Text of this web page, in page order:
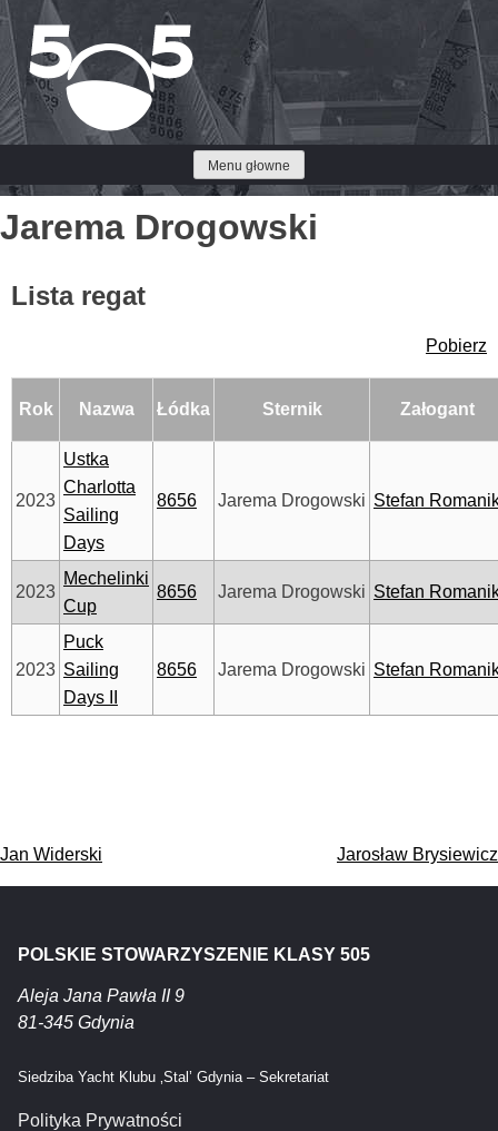
Przejdź
do
treści
Menu głowne
Jarema Drogowski
Lista regat
Pobierz
Rok Nazwa Łódka Sternik Załogant
2023
Ustka
Charlotta
Sailing
Days
8656 Jarema Drogowski Stefan
2023
Mechelinki
Cup
8656 Jarema Drogowski Stefan
2023
Puck
Sailing
Days II
8656 Jarema Drogowski Stefan
Nawigacja
wpisu
Jan Widerski Jarosław Brysiewicz
POLSKIE STOWARZYSZENIE KLASY 505
Aleja Jana Pawła II 9
81-345 Gdynia
Siedziba Yacht Klubu ‚Stal’ Gdynia – Sekretariat
Polityka Prywatności